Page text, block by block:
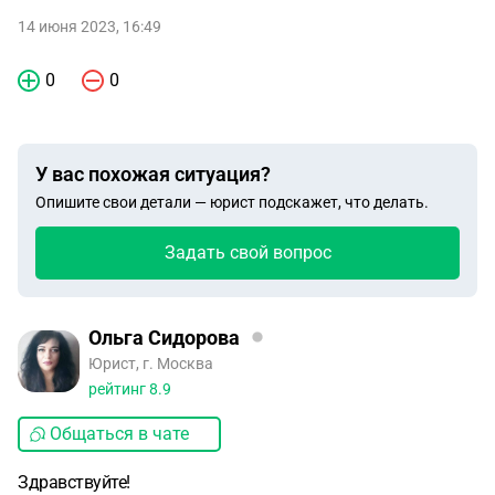
14 июня 2023, 16:49
0 0
У вас похожая ситуация?
Опишите свои детали — юрист подскажет, что делать.
Задать свой вопрос
Ольга Сидорова
Юрист, г. Москва
рейтинг8.9
Общаться в чате
Здравствуйте!